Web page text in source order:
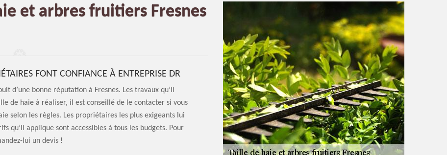
et arbres fruitiers Fresnes
FONT CONFIANCE À ENTREPRISE DR
d’une bonne réputation à Fresnes. Les travaux qu’il
de haie à réaliser, il est conseillé de le contacter si vous
selon les règles. Les propriétaires les plus exigeants lui
qu’il applique sont accessibles à tous les budgets. Pour
lui un devis !